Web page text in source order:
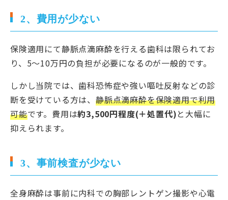
2、費用が少ない
保険適用にて静脈点滴麻酔を行える歯科は限られてお
り、5〜10万円の負担が必要になるのが一般的です。
しかし当院では、歯科恐怖症や強い嘔吐反射などの診
断を受けている方は、 静脈点滴麻酔を保険適用で利用
可能です。費用は約3,500円程度(＋処置代)と大幅に
抑えられます。
3、事前検査が少ない
全身麻酔は事前に内科での胸部レントゲン撮影や心電